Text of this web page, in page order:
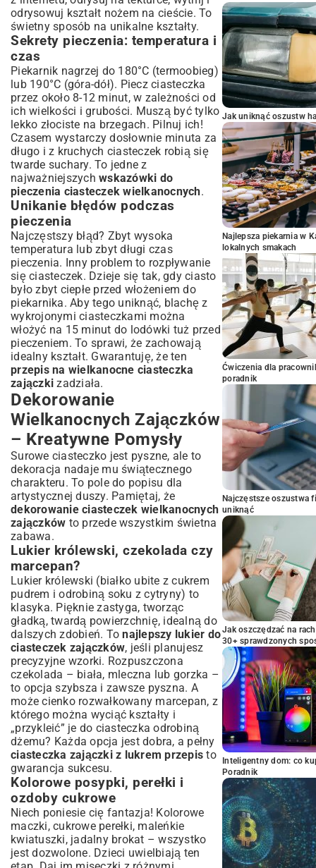
odrysowuj kształt nożem na cieście. To
świetny sposób na unikalne kształty.
Sekrety pieczenia: temperatura i
czas
Piekarnik nagrzej do 180°C (termoobieg)
lub 190°C (góra-dół). Piecz ciasteczka
przez około 8-12 minut, w zależności od
ich wielkości i grubości. Muszą być tylko
lekko złociste na brzegach. Pilnuj ich!
Czasem wystarczy dosłownie minuta za
długo i z kruchych ciasteczek robią się
twarde suchary. To jedne z
najważniejszych wskazówki do
pieczenia ciasteczek wielkanocnych.
Unikanie błędów podczas
pieczenia
Najczęstszy błąd? Zbyt wysoka
temperatura lub zbyt długi czas
pieczenia. Inny problem to rozpływanie
się ciasteczek. Dzieje się tak, gdy ciasto
było zbyt ciepłe przed włożeniem do
piekarnika. Aby tego uniknąć, blachę z
wykrojonymi ciasteczkami można
włożyć na 15 minut do lodówki tuż przed
pieczeniem. To sprawi, że zachowają
idealny kształt. Gwarantuję, że ten
przepis na wielkanocne ciasteczka
zajączki zadziała.
Dekorowanie
Wielkanocnych Zajączków
– Kreatywne Pomysły
Surowe ciasteczko jest pyszne, ale to
dekoracja nadaje mu świątecznego
charakteru. To pole do popisu dla
artystycznej duszy. Pamiętaj, że
dekorowanie ciasteczek wielkanocnych
zajączków to przede wszystkim świetna
zabawa.
Lukier królewski, czekolada czy
marcepan?
Lukier królewski (białko ubite z cukrem
pudrem i odrobiną soku z cytryny) to
klasyka. Pięknie zastyga, tworząc
gładką, twardą powierzchnię, idealną do
dalszych zdobień. Tonajlepszy lukier do
ciasteczek zajączków, jeśli planujesz
precyzyjne wzorki. Rozpuszczona
czekolada – biała, mleczna lub gorzka –
to opcja szybsza i zawsze pyszna. A
może cienko rozwałkowany marcepan, z
którego można wyciąć kształty i
„przykleić” je do ciasteczka odrobiną
dżemu? Każda opcja jest dobra, a pełny
ciasteczka zajączki z lukrem przepis to
gwarancja sukcesu.
Kolorowe posypki, perełki i
ozdoby cukrowe
Niech poniesie cię fantazja! Kolorowe
maczki, cukrowe perełki, maleńkie
kwiatuszki, jadalny brokat – wszystko
jest dozwolone. Dzieci uwielbiają ten
Jak uniknąć oszustw
Najlepsza piekarnia w
lokalnych smakach
Ćwiczenia dla
poradnik
Najczęstsze oszustwa
uniknąć
Jak oszczędzać na
30+ sprawdzonych
Inteligentny dom: co
Poradnik